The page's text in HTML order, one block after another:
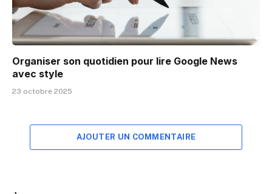
Organiser son quotidien pour lire Google News
avec style
23 octobre 2025
AJOUTER UN COMMENTAIRE